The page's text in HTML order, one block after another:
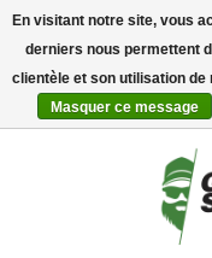
En visitant notre site, vous
derniers nous permettent
clientèle et son utilisation
Masquer ce message